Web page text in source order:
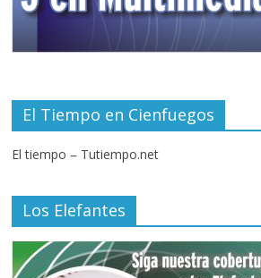
El Tiempo en Cienfuegos
El tiempo – Tutiempo.net
Los Elefantes